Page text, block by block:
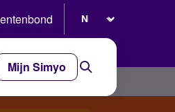
Mijn Simyo